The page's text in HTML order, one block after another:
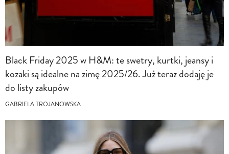
Black Friday 2025 w H&M: te swetry, kurtki, jeansy i
kozaki są idealne na zimę 2025/26. Już teraz dodaję je
do listy zakupów
GABRIELA TROJANOWSKA